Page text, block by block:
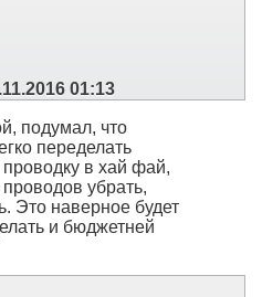
01:13
подумал, что
переделать
в хай фай,
убрать,
Это наверное будет
и бюджетней